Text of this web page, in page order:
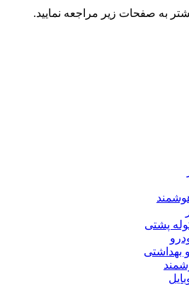
به صفحات زیر مراجعه نمایید.
پشتی
بهداشتی